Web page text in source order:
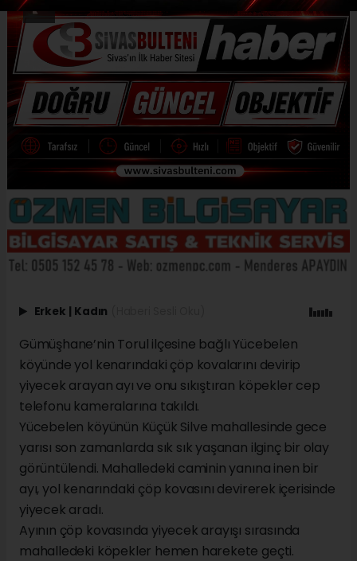
Erkek | Kadın
Gümüşhane’nin Torul ilçesine bağlı Yücebelen
köyünde yol kenarındaki çöp kovalarını devirip
yiyecek arayan ayı ve onu sıkıştıran köpekler cep
telefonu kameralarına takıldı.
Yücebelen köyünün Küçük Silve mahallesinde gece
yarısı son zamanlarda sık sık yaşanan ilginç bir olay
görüntülendi. Mahalledeki caminin yanına inen bir
ayı, yol kenarındaki çöp kovasını devirerek içerisinde
yiyecek aradı.
Ayının çöp kovasında yiyecek arayışı sırasında
mahalledeki köpekler hemen harekete geçti.